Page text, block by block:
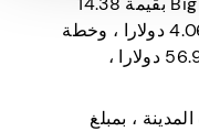
دولارا ، وكيلو من البصل بقيمة 4.06 دولارا ، وخطة
بيانات الهاتف المحمول بقيمة 56.90 دولارا ،
، بمبلغ